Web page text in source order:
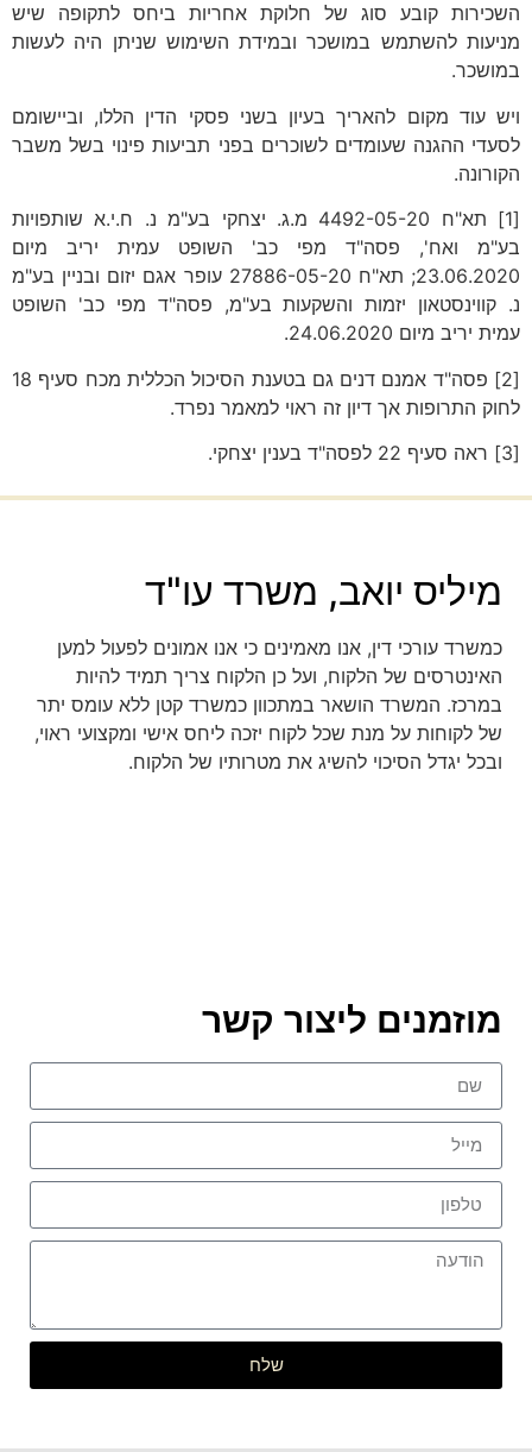
השכירות קובע סוג של חלוקת אחריות ביחס לתקופה שיש
מניעות להשתמש במושכר ובמידת השימוש שניתן היה לעשות
במושכר.
ויש עוד מקום להאריך בעיון בשני פסקי הדין הללו, וביישומם
לסעדי ההגנה שעומדים לשוכרים בפני תביעות פינוי בשל משבר
הקורונה.
[1] תא"ח 4492-05-20 מ.ג. יצחקי בע"מ נ. ח.י.א שותפויות
בע"מ ואח', פסה"ד מפי כב' השופט עמית יריב מיום
23.06.2020; תא"ח 27886-05-20 עופר אגם יזום ובניין בע"מ
נ. קווינסטאון יזמות והשקעות בע"מ, פסה"ד מפי כב' השופט
עמית יריב מיום 24.06.2020.
[2] פסה"ד אמנם דנים גם בטענת הסיכול הכללית מכח סעיף 18
לחוק התרופות אך דיון זה ראוי למאמר נפרד.
מיליס יואב, משרד עו"ד
כמשרד עורכי דין, אנו מאמינים כי אנו אמונים לפעול למען
האינטרסים של הלקוח, ועל כן הלקוח צריך תמיד להיות
במרכז. המשרד הושאר במתכוון כמשרד קטן ללא עומס יתר
של לקוחות על מנת שכל לקוח יזכה ליחס אישי ומקצועי ראוי,
ובכל יגדל הסיכוי להשיג את מטרותיו של הלקוח.
מוזמנים ליצור קשר
שלח